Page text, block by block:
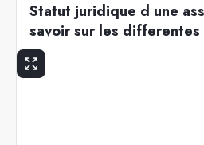
Statut juridique d une
savoir sur les